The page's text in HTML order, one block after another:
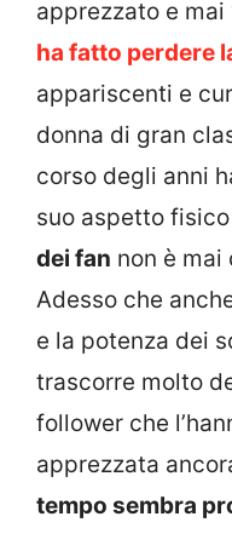
apprezzato e
ha fatto perdere
appariscenti e
donna di gran
corso degli anni
suo aspetto
dei fan non è
Adesso che
e la potenza dei
trascorre molto
follower che
apprezzata
tempo sembra